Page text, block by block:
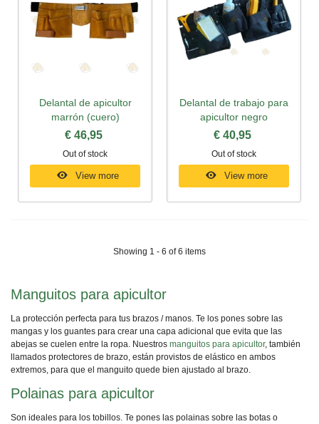
Delantal de apicultor
marrón (cuero)
€ 46,95
Out of stock
View more
Delantal de trabajo para
apicultor negro
€ 40,95
Out of stock
View more
Showing 1 - 6 of 6 items
Manguitos para apicultor
La protección perfecta para tus brazos / manos. Te los pones sobre las
mangas y los guantes para crear una capa adicional que evita que las
abejas se cuelen entre la ropa. Nuestros manguitos para apicultor, también
llamados protectores de brazo, están provistos de elástico en ambos
extremos, para que el manguito quede bien ajustado al brazo.
Polainas para apicultor
Son ideales para los tobillos. Te pones las polainas sobre las botas o